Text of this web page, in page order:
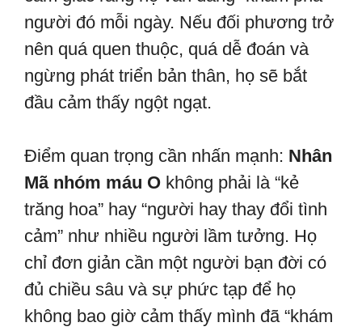
người đó mỗi ngày. Nếu đối phương trở
nên quá quen thuộc, quá dễ đoán và
ngừng phát triển bản thân, họ sẽ bắt
đầu cảm thấy ngột ngạt.
Điểm quan trọng cần nhấn mạnh: Nhân
Mã nhóm máu O không phải là “kẻ
trăng hoa” hay “người hay thay đổi tình
cảm” như nhiều người lầm tưởng. Họ
chỉ đơn giản cần một người bạn đời có
đủ chiều sâu và sự phức tạp để họ
không bao giờ cảm thấy mình đã “khám